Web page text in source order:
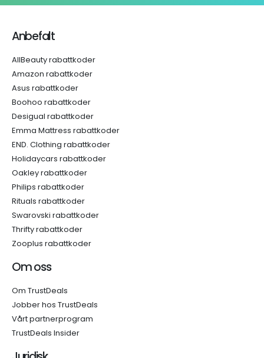
Anbefalt
AllBeauty rabattkoder
Amazon rabattkoder
Asus rabattkoder
Boohoo rabattkoder
Desigual rabattkoder
Emma Mattress rabattkoder
END. Clothing rabattkoder
Holidaycars rabattkoder
Oakley rabattkoder
Philips rabattkoder
Rituals rabattkoder
Swarovski rabattkoder
Thrifty rabattkoder
Zooplus rabattkoder
Om oss
Om TrustDeals
Jobber hos TrustDeals
Vårt partnerprogram
TrustDeals Insider